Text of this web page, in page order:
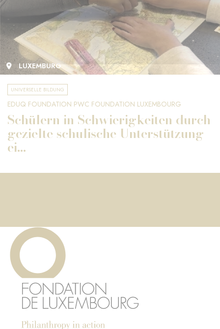
LUXEMBURG
UNIVERSELLE BILDUNG
EDUQ FOUNDATION PWC FOUNDATION LUXEMBOURG
Schülern in Schwierigkeiten durch
gezielte schulische Unterstützung
ei...